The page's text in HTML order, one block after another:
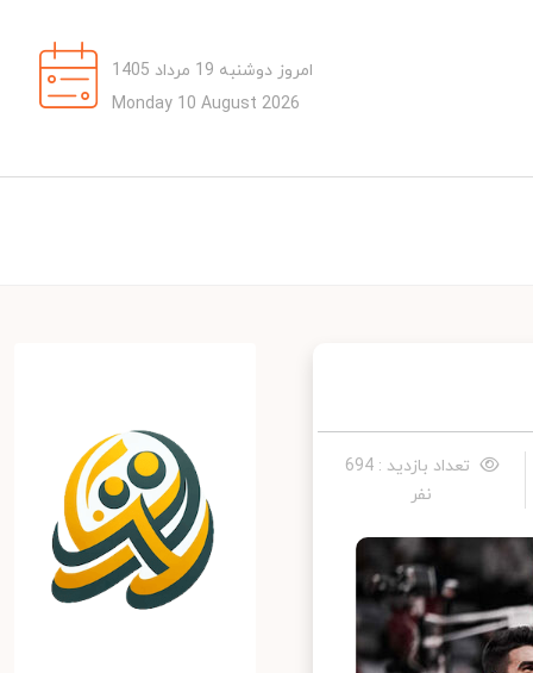
امروز دوشنبه 19 مرداد 1405
Monday 10 August 2026
تعداد بازدید : 694
نفر